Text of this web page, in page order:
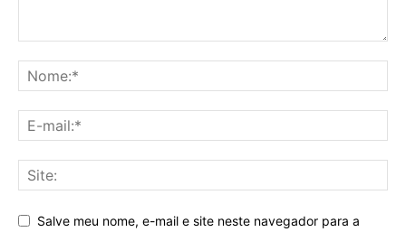
Salve meu nome, e-mail e site neste navegador para a